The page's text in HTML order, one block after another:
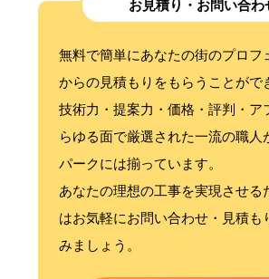
お見積り・お問い合わ
無料で簡単にあなたの街のプロフ
からの見積もりをもらうことがで
技術力・提案力・価格・評判・ア
らゆる面で厳選された一流の職人
パークには揃っています。
あなたの理想の工事を実現させる
はお気軽にお問い合わせ・見積も
みましょう。